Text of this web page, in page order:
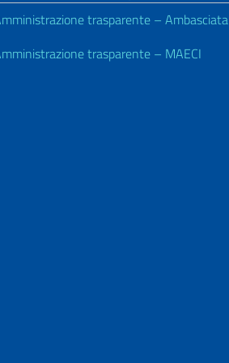
residenza?
15. Come faccio a sapere se la mia
trasparente – Ambasciata
trasparente – MAECI